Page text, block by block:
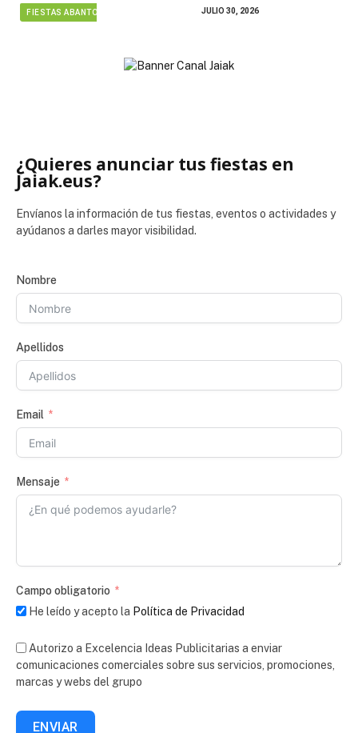
FIESTAS ABANTO ZIERBENA JULIO 30, 2026
¿Quieres anunciar tus fiestas en
Jaiak.eus?
Envíanos la información de tus fiestas, eventos o actividades y
ayúdanos a darles mayor visibilidad.
Nombre
Apellidos
Email
Mensaje
Campo obligatorio
He leído y acepto la Política de Privacidad
Autorizo a Excelencia Ideas Publicitarias a enviar
comunicaciones comerciales sobre sus servicios, promociones,
marcas y webs del grupo
ENVIAR